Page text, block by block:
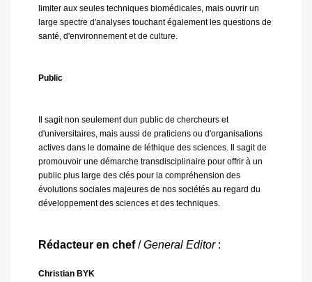
limiter aux seules techniques biomédicales, mais ouvrir un
large spectre d'analyses touchant également les questions de
santé, d'environnement et de culture.
Public
Il sagit non seulement dun public de chercheurs et
d'universitaires, mais aussi de praticiens ou d'organisations
actives dans le domaine de léthique des sciences. Il sagit de
promouvoir une démarche transdisciplinaire pour offrir à un
public plus large des clés pour la compréhension des
évolutions sociales majeures de nos sociétés au regard du
développement des sciences et des techniques.
Rédacteur en chef/General Editor:
Christian BYK